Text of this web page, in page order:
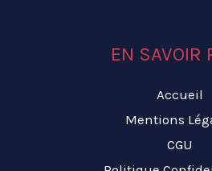
EN SAVOIR
Accueil
Mentions
CGU